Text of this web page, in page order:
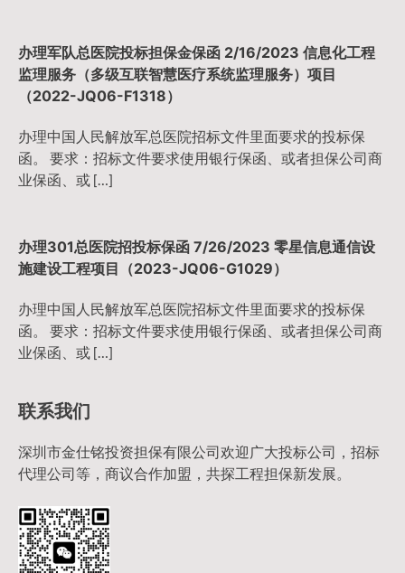
办理军队总医院投标担保金保函 2/16/2023 信息化工程
监理服务（多级互联智慧医疗系统监理服务）项目
（2022-JQ06-F1318）
办理中国人民解放军总医院招标文件里面要求的投标保
函。 要求：招标文件要求使用银行保函、或者担保公司商
业保函、或 […]
办理301总医院招投标保函 7/26/2023 零星信息通信设
施建设工程项目（2023-JQ06-G1029）
办理中国人民解放军总医院招标文件里面要求的投标保
函。 要求：招标文件要求使用银行保函、或者担保公司商
业保函、或 […]
联系我们
深圳市金仕铭投资担保有限公司欢迎广大投标公司，招标
代理公司等，商议合作加盟，共探工程担保新发展。